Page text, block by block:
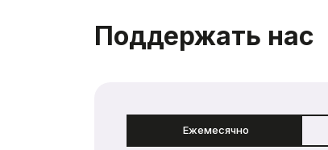
Поддержать нас
Ежемесячно